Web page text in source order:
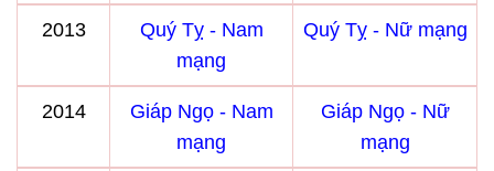
2013
Quý Tỵ - Nam
mạng
Quý Tỵ - Nữ mạng
2014
Giáp Ngọ - Nam
mạng
Giáp Ngọ - Nữ
mạng